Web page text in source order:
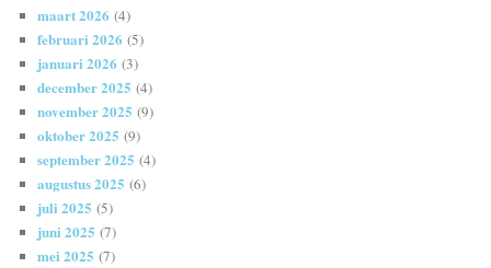
maart 2026 (4)
februari 2026 (5)
januari 2026 (3)
december 2025 (4)
november 2025 (9)
oktober 2025 (9)
september 2025 (4)
augustus 2025 (6)
juli 2025 (5)
juni 2025 (7)
mei 2025 (7)